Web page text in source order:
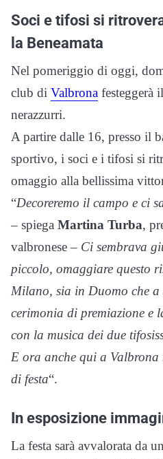
Soci e tifosi si
la Beneamata
Nel pomeriggio di oggi,
club di Valbrona festeggerà
nerazzurri.
A partire dalle 16, presso il
sportivo, i soci e i tifosi si
omaggio alla bellissima
“Decoreremo il campo e ci
– spiega Martina Turba,
valbronese – Ci sembrava
piccolo, omaggiare questo
Milano, sia in Duomo che a
cerimonia di premiazione e
con la musica dei due
E ora anche qui a Valbrona
di festa“.
In esposizione
La festa sarà avvalorata da